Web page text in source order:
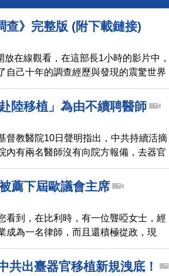
查》完整版 (附下載鏈接)
在線觀看，在這部長1小時的影片中，
自己十年的調查經歷與發現的震驚世界
陸移植」為由不續聘醫師
督教醫院10日聲明指出，中共持續活摘
內有兩名醫師沒有向院方報備，去器官
移植手術，有違反醫療倫理的疑慮，因
薦下屆歐議會主席
看到，在比利時，有一位聾啞女士，經
成為一名律師，而且還積極從政，現
的副主席。我們在比利時的記者，為您
屆歐洲議會主席的女鬥士。
共出臺器官移植新規洩底！